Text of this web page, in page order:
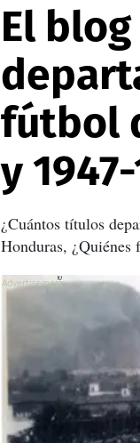
El
fútbol
y
¿Cuántos títulos
Honduras, ¿Quiénes
X
X
X
X
X
X
X
X
X